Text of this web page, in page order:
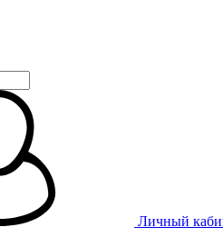
Личный